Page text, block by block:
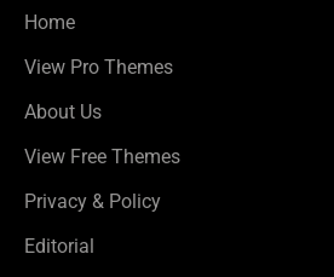
Home
View Pro Themes
About Us
View Free Themes
Privacy & Policy
Editorial